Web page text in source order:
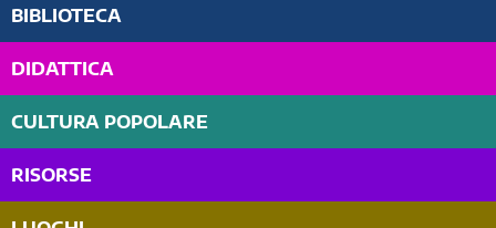
BIBLIOTECA
DIDATTICA
CULTURA POPOLARE
RISORSE